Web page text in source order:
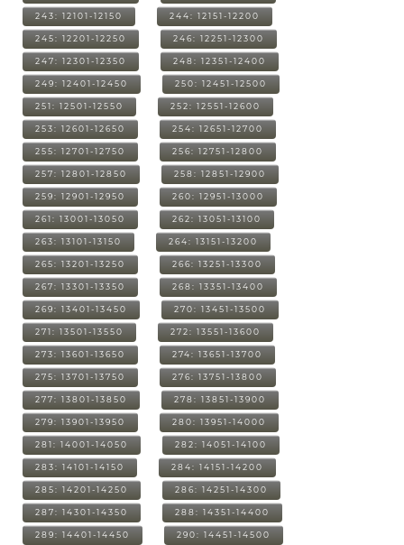
243: 12101-12150 244: 12151-12200
245: 12201-12250 246: 12251-12300
247: 12301-12350 248: 12351-12400
249: 12401-12450 250: 12451-12500
251: 12501-12550 252: 12551-12600
253: 12601-12650 254: 12651-12700
255: 12701-12750 256: 12751-12800
257: 12801-12850 258: 12851-12900
259: 12901-12950 260: 12951-13000
261: 13001-13050 262: 13051-13100
263: 13101-13150 264: 13151-13200
265: 13201-13250 266: 13251-13300
267: 13301-13350 268: 13351-13400
269: 13401-13450 270: 13451-13500
271: 13501-13550 272: 13551-13600
273: 13601-13650 274: 13651-13700
275: 13701-13750 276: 13751-13800
277: 13801-13850 278: 13851-13900
279: 13901-13950 280: 13951-14000
281: 14001-14050 282: 14051-14100
283: 14101-14150 284: 14151-14200
285: 14201-14250 286: 14251-14300
287: 14301-14350 288: 14351-14400
289: 14401-14450 290: 14451-14500